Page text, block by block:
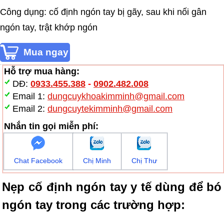
Công dụng: cố định ngón tay bị gãy, sau khi nối gân
ngón tay, trật khớp ngón
Hỗ trợ mua hàng:
DĐ: 0933.455.388- 0902.482.008
Email 1: dungcuykhoakimminh@gmail.com
Email 2: dungcuytekimminh@gmail.com
Nhắn tin gọi miễn phí:
Chat Facebook Chị Minh Chị Thư
Nẹp cố định ngón tay y tế dùng để bó
ngón tay trong các trường hợp: